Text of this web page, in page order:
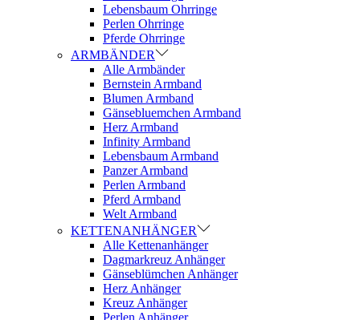
Lebensbaum Ohrringe
Perlen Ohrringe
Pferde Ohrringe
ARMBÄNDER
Alle Armbänder
Bernstein Armband
Blumen Armband
Gänsebluemchen Armband
Herz Armband
Infinity Armband
Lebensbaum Armband
Panzer Armband
Perlen Armband
Pferd Armband
Welt Armband
KETTENANHÄNGER
Alle Kettenanhänger
Dagmarkreuz Anhänger
Gänseblümchen Anhänger
Herz Anhänger
Kreuz Anhänger
Perlen Anhänger